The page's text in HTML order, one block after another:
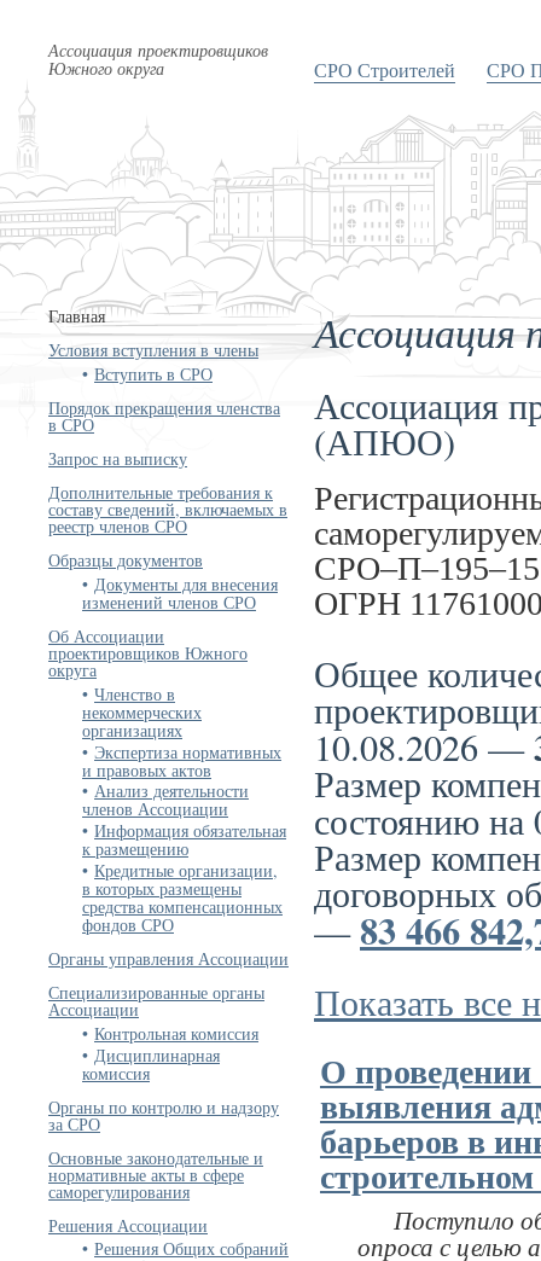
Ассоциация проектировщиков
Южного округа СРО Строителей СРО
Главная
Условия вступления в члены
Вступить в СРО
Порядок прекращения членства
в СРО
Запрос на выписку
Дополнительные требования к
составу сведений, включаемых в
реестр членов СРО
Образцы документов
Документы для внесения
изменений членов СРО
Об Ассоциации
проектировщиков Южного
округа
Членство в
некоммерческих
организациях
Экспертиза нормативных
и правовых актов
Анализ деятельности
членов Ассоциации
Информация обязательная
к размещению
Кредитные организации,
в которых размещены
средства компенсационных
фондов СРО
Органы управления Ассоциации
Специализированные органы
Ассоциации
Контрольная комиссия
Дисциплинарная
комиссия
Органы по контролю и надзору
за СРО
Основные законодательные и
нормативные акты в сфере
саморегулирования
Решения Ассоциации
Решения Общих собраний
Ассоциация
(АПЮО)
ОГРН
Общее
10.08.2026 —
Размер
состоянию
Размер
договорных
—83 466
Показать все
О проведении
выявления
барьеров в
Поступило
опроса с целью